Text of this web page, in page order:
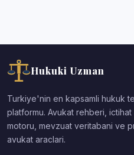
Hukuki Uzman
Turkiye'nin en kapsamli hukuk
platformu. Avukat rehberi, ictihat
motoru, mevzuat veritabani ve
avukat araclari.